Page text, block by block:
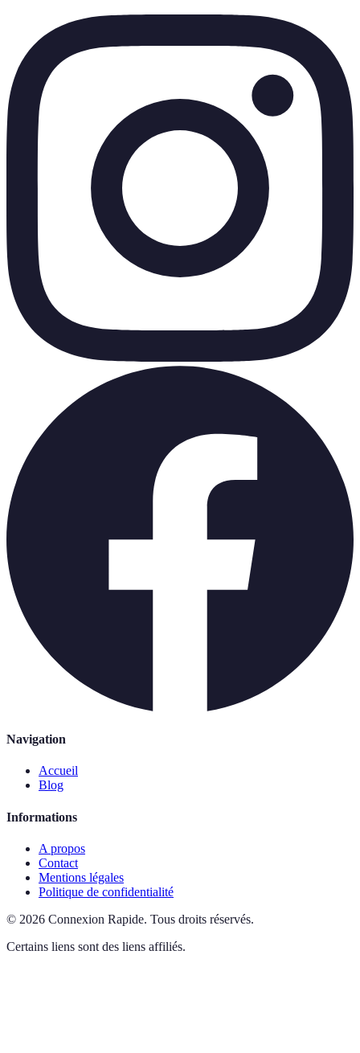
Navigation
Accueil
Blog
Informations
A propos
Contact
Mentions légales
Politique de confidentialité
© 2026 Connexion Rapide. Tous droits réservés.
Certains liens sont des liens affiliés.